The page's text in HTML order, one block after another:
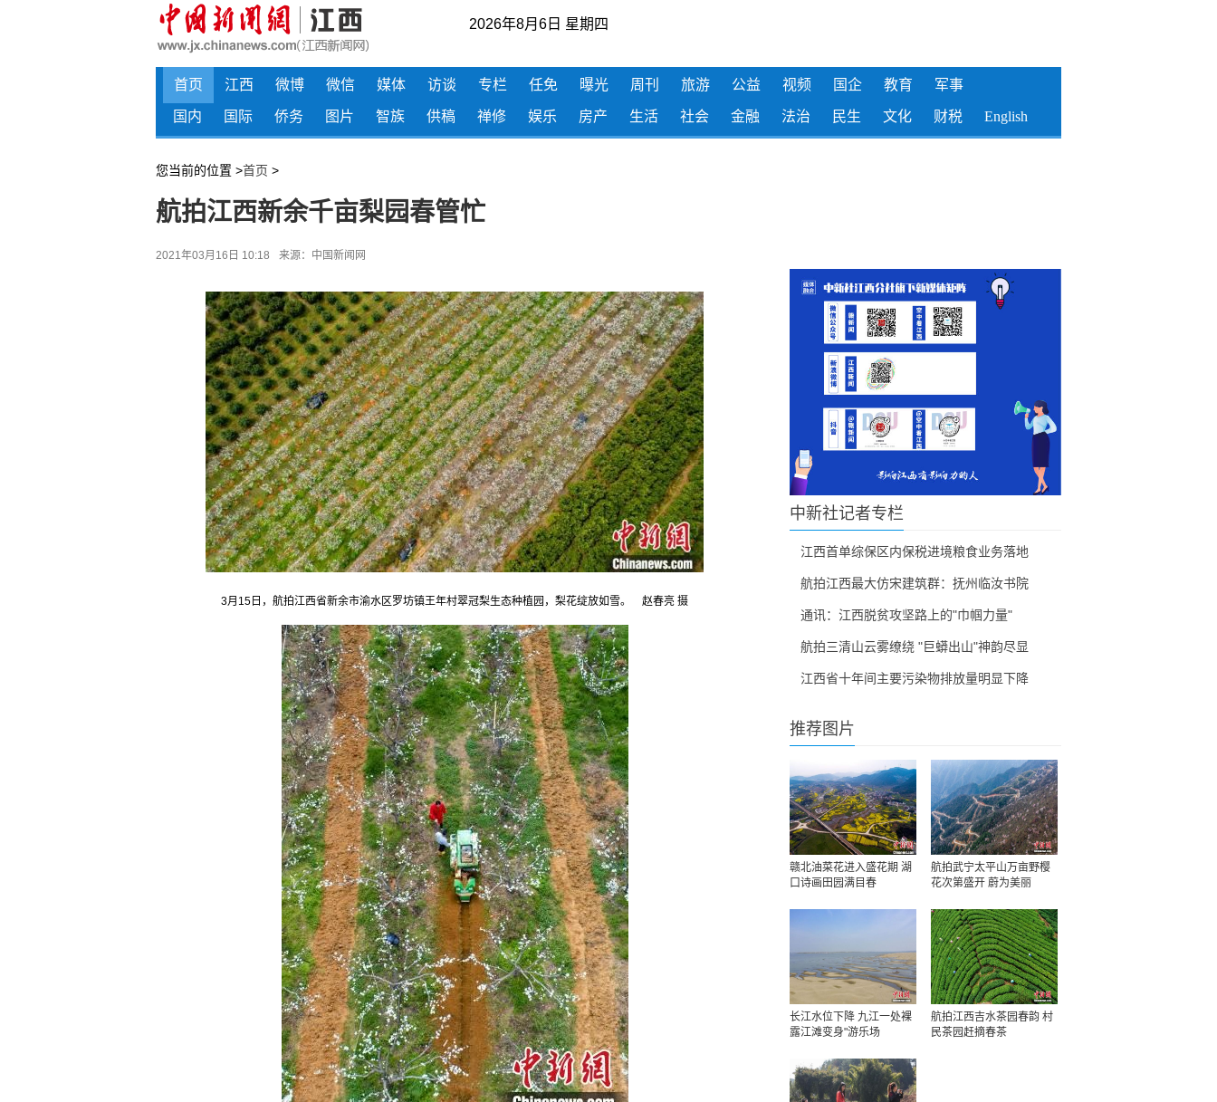
2026年8月6日 星期四
首页 江西 微博 微信 媒体 访谈 专栏 任免 曝光 周刊 旅游 公益 视频 国企 教育 军事
国内 国际 侨务 图片 智族 供稿 禅修 娱乐 房产 生活 社会 金融 法治 民生 文化 财税 English
您当前的位置 >首页 >
航拍江西新余千亩梨园春管忙
2021年03月16日 10:18 来源： 中国新闻网
3月15日，航拍江西省新余市渝水区罗坊镇王年村翠冠梨生态种植园，梨花绽放如雪。 赵春亮 摄
中新社记者专栏
江西首单综保区内保税进境粮食业务落地
航拍江西最大仿宋建筑群：抚州临汝书院
通讯：江西脱贫攻坚路上的"巾帼力量"
航拍三清山云雾缭绕 "巨蟒出山"神韵尽显
江西省十年间主要污染物排放量明显下降
推荐图片
赣北油菜花进入盛花期 湖
口诗画田园满目春
航拍武宁太平山万亩野樱
花次第盛开 蔚为美丽
长江水位下降 九江一处裸
露江滩变身"游乐场
航拍江西吉水茶园春韵 村
民茶园赶摘春茶